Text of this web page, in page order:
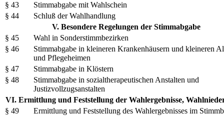
§ 43
Stimmabgabe mit Wahlschein
§ 44
Schluß der Wahlhandlung
V. Besondere Regelungen der Stimmabgabe
§ 45
Wahl in Sonderstimmbezirken
§ 46
Stimmabgabe in kleineren Krankenhäusern und kleineren
und Pflegeheimen
§ 47
Stimmabgabe in Klöstern
§ 48
Stimmabgabe in sozialtherapeutischen Anstalten und
Justizvollzugsanstalten
VI. Ermittlung und Feststellung der Wahlergebnisse,
§ 49
Ermittlung und Feststellung des Wahlergebnisses im